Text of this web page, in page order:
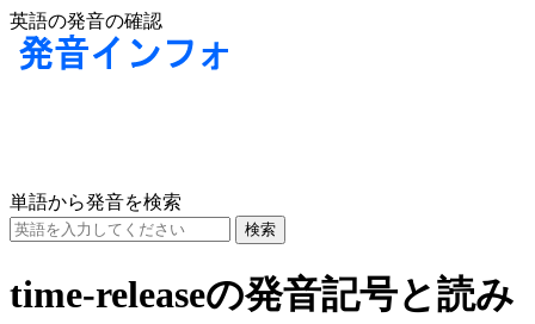
英語の発音の確認
単語から発音を検索
time-releaseの発音記号と読み